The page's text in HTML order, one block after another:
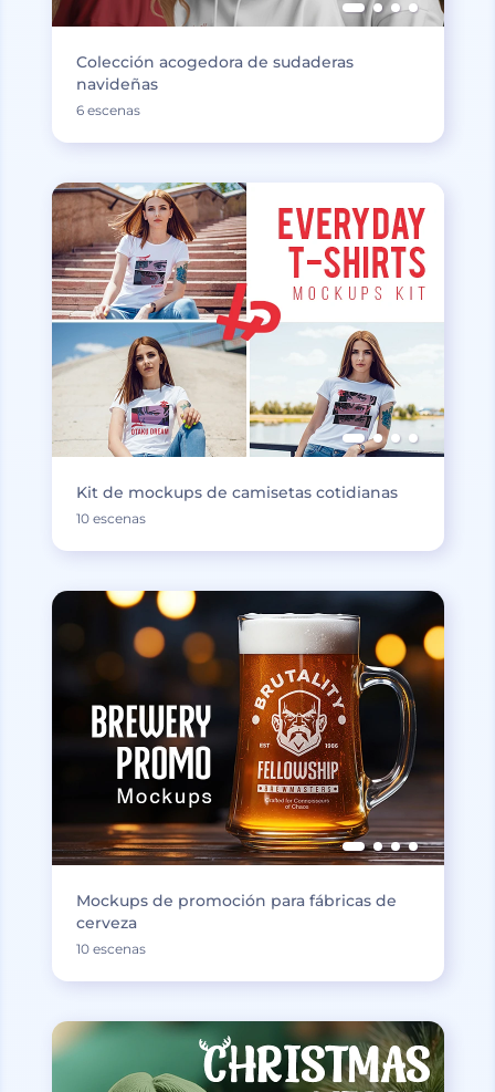
Colección acogedora de sudaderas
navideñas
6 escenas
Kit de mockups de camisetas cotidianas
10 escenas
Mockups de promoción para fábricas de
cerveza
10 escenas